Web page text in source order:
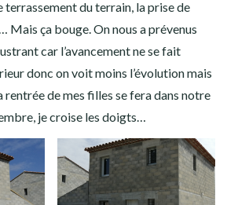
terrassement du terrain, la prise de
Mais ça bouge. On nous a prévenus
car l’avancement ne se fait
donc on voit moins l’évolution mais
rentrée de mes filles se fera dans notre
je croise les doigts…